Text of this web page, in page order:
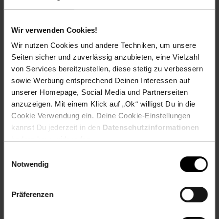
Wir verwenden Cookies!
Wir nutzen Cookies und andere Techniken, um unsere
Seiten sicher und zuverlässig anzubieten, eine Vielzahl
von Services bereitzustellen, diese stetig zu verbessern
sowie Werbung entsprechend Deinen Interessen auf
unserer Homepage, Social Media und Partnerseiten
anzuzeigen. Mit einem Klick auf „Ok“ willigst Du in die
Cookie Verwendung ein. Deine Cookie-Einstellungen
kannst Du jederzeit in den Datenschutzinformationen
Notwendig
Präferenzen
Speicherkapazität von 256 GB für umfangreiche Daten•
Umweltfreundliches Gehäuse aus recyceltem Kunststoff•
Aufhänge-Loch• Kompatibel mit den gängigsten
BetriebssystemenMit dem EMTEC B110 Click Easy USB-
Stick erhalten Sie eine hochwertige, nachhaltige
Speicherlösung, die Ihren Alltag erleichtert und Ihre Daten
sicher verwahrt. Ob für den privaten Gebrauch oder im
professionellen Umfeld – dieser USB-Stick ist die
zuverlässige Wahl für alle, die Wert auf Qualität und
Umweltbewusstsein legen.LieferumfangUSB-Stick,
Bedienungsanleitung
EAN: 3126170173218